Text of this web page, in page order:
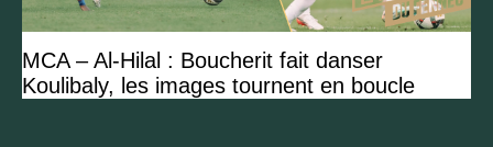
MCA – Al-Hilal : Boucherit fait danser
Koulibaly, les images tournent en boucle